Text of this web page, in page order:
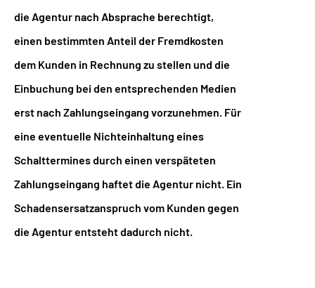
die Agentur nach Absprache berechtigt,
einen bestimmten Anteil der Fremdkosten
dem Kunden in Rechnung zu stellen und die
Einbuchung bei den entsprechenden Medien
erst nach Zahlungseingang vorzunehmen. Für
eine eventuelle Nichteinhaltung eines
Schalttermines durch einen verspäteten
Zahlungseingang haftet die Agentur nicht. Ein
Schadensersatzanspruch vom Kunden gegen
die Agentur entsteht dadurch nicht.